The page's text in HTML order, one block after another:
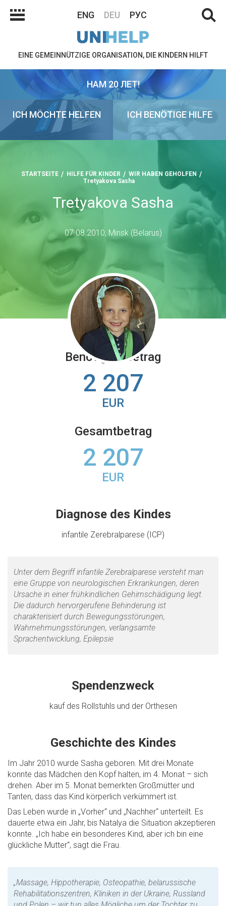
ENG DEU РУС
EINE GEMEINNÜTZIGE ORGANISATION, DIE KINDERN HILFT
НАМ 20 ЛЕТ!
ICH MÖCHTE HELFEN ICH BENÖTIGE HILFE
STARTSEITE HILFE FÜR KINDER
WIR HABEN GEHOLFEN
Tretyakova Sasha
Tretyakova Sasha
07.08.2010, Minsk (Belarus)
Benötigter Betrag
2 207
EUR
Gesamtbetrag
2 207
EUR
Diagnose des Kindes
infantile Zerebralparese (ICP)
Unter dem Begriff infantile Zerebralparese versteht man
eine Gruppe von neurologischen Erkrankungen, deren
Ursache in einer frühkindlichen Gehirnschädigung liegt.
Die dadurch hervorgerufene Behinderung ist
charakterisiert durch Bewegungsstörungen,
Wahrnehmungsstörungen, verlangsamte
Sprachentwicklung, Epilepsie
Spendenzweck
kauf des Rollstuhls und der Orthesen
Geschichte des Kindes
Im Jahr 2010 wurde Sasha geboren. Mit drei Monate
konnte das Mädchen den Kopf halten, im 4. Monat – sich
drehen. Aber im 5. Monat bemerkten Großmütter und
Tanten, dass das Kind körperlich verkümmert ist.
Das Leben wurde in „Vorher“ und „Nachher“ unterteilt. Es
dauerte etwa ein Jahr, bis Natalya die Situation akzeptieren
konnte. „Ich habe ein besonderes Kind, aber ich bin eine
glückliche Mutter“, sagt die Frau.
„Massage, Hippotherapie, Osteopathie, belarussische
Rehabilitationszentren, Kliniken in der Ukraine, Russland